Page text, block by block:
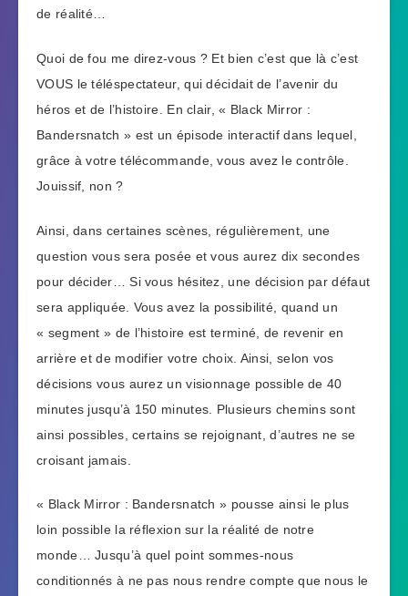
de réalité…
Quoi de fou me direz-vous ? Et bien c’est que là c’est
VOUS le téléspectateur, qui décidait de l’avenir du
héros et de l’histoire. En clair, « Black Mirror :
Bandersnatch » est un épisode interactif dans lequel,
grâce à votre télécommande, vous avez le contrôle.
Jouissif, non ?
Ainsi, dans certaines scènes, régulièrement, une
question vous sera posée et vous aurez dix secondes
pour décider… Si vous hésitez, une décision par défaut
sera appliquée. Vous avez la possibilité, quand un
« segment » de l’histoire est terminé, de revenir en
arrière et de modifier votre choix. Ainsi, selon vos
décisions vous aurez un visionnage possible de 40
minutes jusqu’à 150 minutes. Plusieurs chemins sont
ainsi possibles, certains se rejoignant, d’autres ne se
croisant jamais.
« Black Mirror : Bandersnatch » pousse ainsi le plus
loin possible la réflexion sur la réalité de notre
monde… Jusqu’à quel point sommes-nous
conditionnés à ne pas nous rendre compte que nous le